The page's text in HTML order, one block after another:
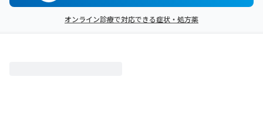
オンライン診療で対応できる症状・処方薬